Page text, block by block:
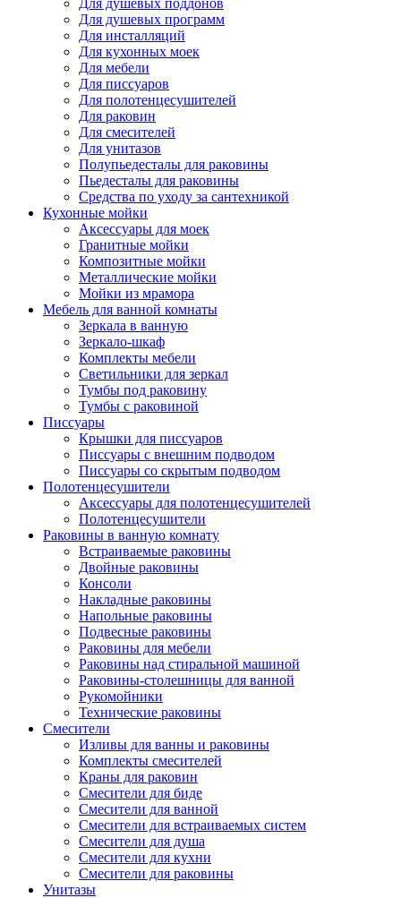
Для душевых поддонов
Для душевых программ
Для инсталляций
Для кухонных моек
Для мебели
Для писсуаров
Для полотенцесушителей
Для раковин
Для смесителей
Для унитазов
Полупьедесталы для раковины
Пьедесталы для раковины
Средства по уходу за сантехникой
Кухонные мойки
Аксессуары для моек
Гранитные мойки
Композитные мойки
Металлические мойки
Мойки из мрамора
Мебель для ванной комнаты
Зеркала в ванную
Зеркало-шкаф
Комплекты мебели
Светильники для зеркал
Тумбы под раковину
Тумбы с раковиной
Писсуары
Крышки для писсуаров
Писсуары с внешним подводом
Писсуары со скрытым подводом
Полотенцесушители
Аксессуары для полотенцесушителей
Полотенцесушители
Раковины в ванную комнату
Встраиваемые раковины
Двойные раковины
Консоли
Накладные раковины
Напольные раковины
Подвесные раковины
Раковины для мебели
Раковины над стиральной машиной
Раковины-столешницы для ванной
Рукомойники
Технические раковины
Смесители
Изливы для ванны и раковины
Комплекты смесителей
Краны для раковин
Смесители для биде
Смесители для ванной
Смесители для встраиваемых систем
Смесители для душа
Смесители для кухни
Смесители для раковины
Унитазы